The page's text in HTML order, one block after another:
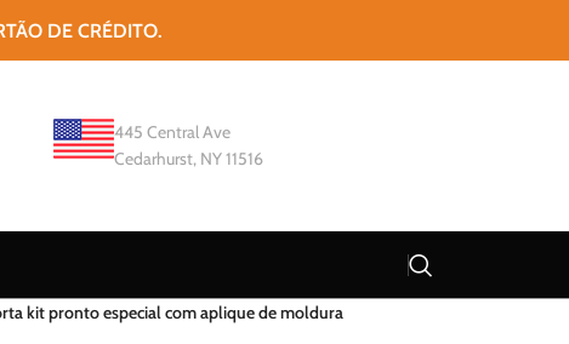
DE CRÉDITO.
445 Central Ave
Cedarhurst, NY 11516
kit pronto especial com aplique de moldura